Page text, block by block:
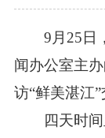
9月25日，
闻办公室主
访“鲜美湛江
四天时间